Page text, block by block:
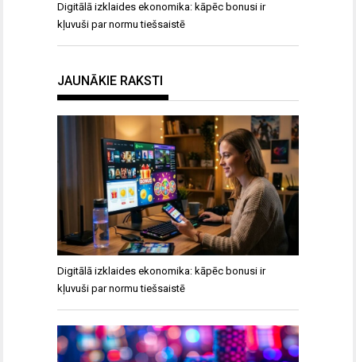
Digitālā izklaides ekonomika: kāpēc bonusi ir
kļuvuši par normu tiešsaistē
JAUNĀKIE RAKSTI
Digitālā izklaides ekonomika: kāpēc bonusi ir
kļuvuši par normu tiešsaistē